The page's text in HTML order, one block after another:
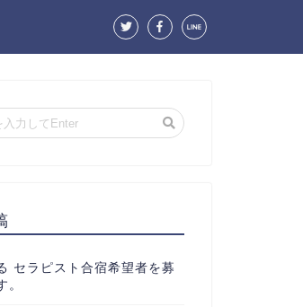
セラピスト合宿希望者を募
。